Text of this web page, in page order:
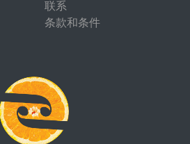
联系
条款和条件